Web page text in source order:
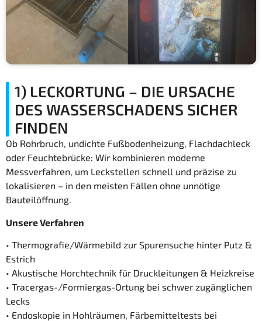
*
1) LECKORTUNG – DIE URSACHE
DES WASSERSCHADENS SICHER
FINDEN
Ob Rohrbruch, undichte Fußbodenheizung, Flachdachleck
oder Feuchtebrücke: Wir kombinieren moderne
Messverfahren, um Leckstellen schnell und präzise zu
lokalisieren – in den meisten Fällen ohne unnötige
Bauteilöffnung.
Unsere Verfahren
• Thermografie/Wärmebild zur Spurensuche hinter Putz &
Estrich
• Akustische Horchtechnik für Druckleitungen & Heizkreise
• Tracergas-/Formiergas-Ortung bei schwer zugänglichen
Lecks
• Endoskopie in Hohlräumen, Färbemitteltests bei